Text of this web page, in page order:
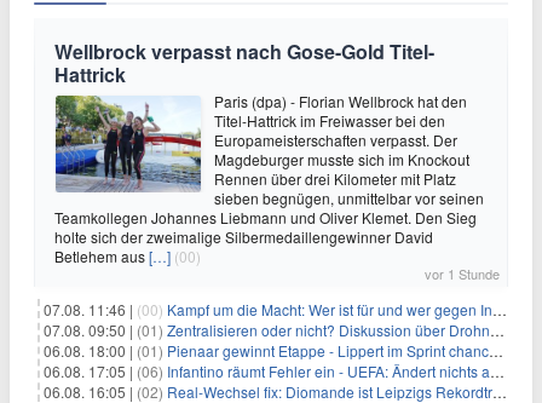
Wellbrock verpasst nach Gose-Gold Titel-
Hattrick
Paris (dpa) - Florian Wellbrock hat den
Titel-Hattrick im Freiwasser bei den
Europameisterschaften verpasst. Der
Magdeburger musste sich im Knockout
Rennen über drei Kilometer mit Platz
sieben begnügen, unmittelbar vor seinen
Teamkollegen Johannes Liebmann und Oliver Klemet. Den Sieg
holte sich der zweimalige Silbermedaillengewinner David
Betlehem aus[…] (00)
vor 1 Stunde
07.08. 11:46 | (00) Kampf um die Macht: Wer ist für und wer gegen Infantino?
07.08. 09:50 | (01) Zentralisieren oder nicht? Diskussion über Drohnenabwehr
06.08. 18:00 | (01) Pienaar gewinnt Etappe - Lippert im Sprint chancenlos
06.08. 17:05 | (06) Infantino räumt Fehler ein - UEFA: Ändert nichts an Boykott
06.08. 16:05 | (02) Real-Wechsel fix: Diomande ist Leipzigs Rekordtransfer